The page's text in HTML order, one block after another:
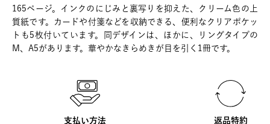
165ページ。インクのにじみと裏写りを抑えた、クリーム色の上
質紙です。カードや付箋などを収納できる、便利なクリアポケッ
トも5枚付いています。同デザインは、ほかに、リングタイプの
M、A5があります。華やかなきらめきが目を引く1冊です。
支払い方法 返品特約